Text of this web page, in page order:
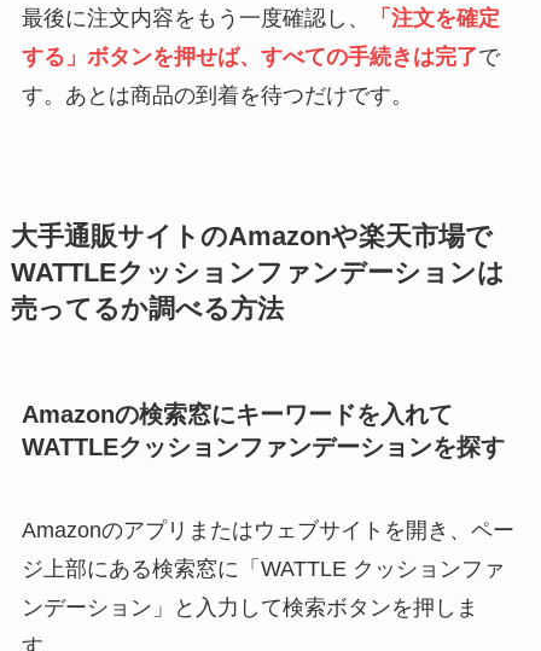
最後に注文内容をもう一度確認し、
「注文を確定
する」ボタンを押せば、すべての手続きは完了で
す。あとは商品の到着を待つだけです。
大手通販サイトのAmazonや楽天市場で
WATTLEクッションファンデーションは
売ってるか調べる方法
Amazonの検索窓にキーワードを入れて
WATTLEクッションファンデーションを探す
Amazonのアプリまたはウェブサイトを開き、ペー
ジ上部にある検索窓に「WATTLE クッションファ
ンデーション」と入力して検索ボタンを押しま